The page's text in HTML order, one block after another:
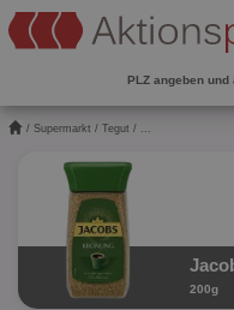
PLZ angeben
/ Supermarkt / Tegut / ...
200g